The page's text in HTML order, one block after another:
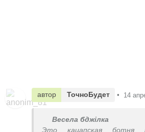
автор ТочноБудет • 14
Весела бджілка
Это кацапская ботня